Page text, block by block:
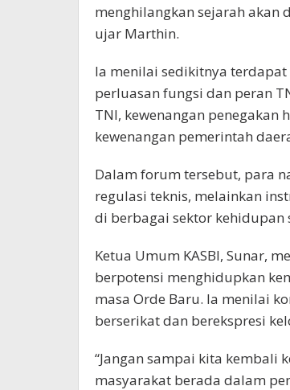
menghilangkan sejarah akan
ujar Marthin.
Ia menilai sedikitnya
perluasan fungsi dan peran
TNI, kewenangan
kewenangan pemerintah
Dalam forum tersebut, para
regulasi teknis, melainkan
di berbagai sektor
Ketua Umum KASBI, Sunar,
berpotensi menghidupkan
masa Orde Baru. Ia menilai
berserikat dan berekspresi
“Jangan sampai kita kembali
masyarakat berada dalam